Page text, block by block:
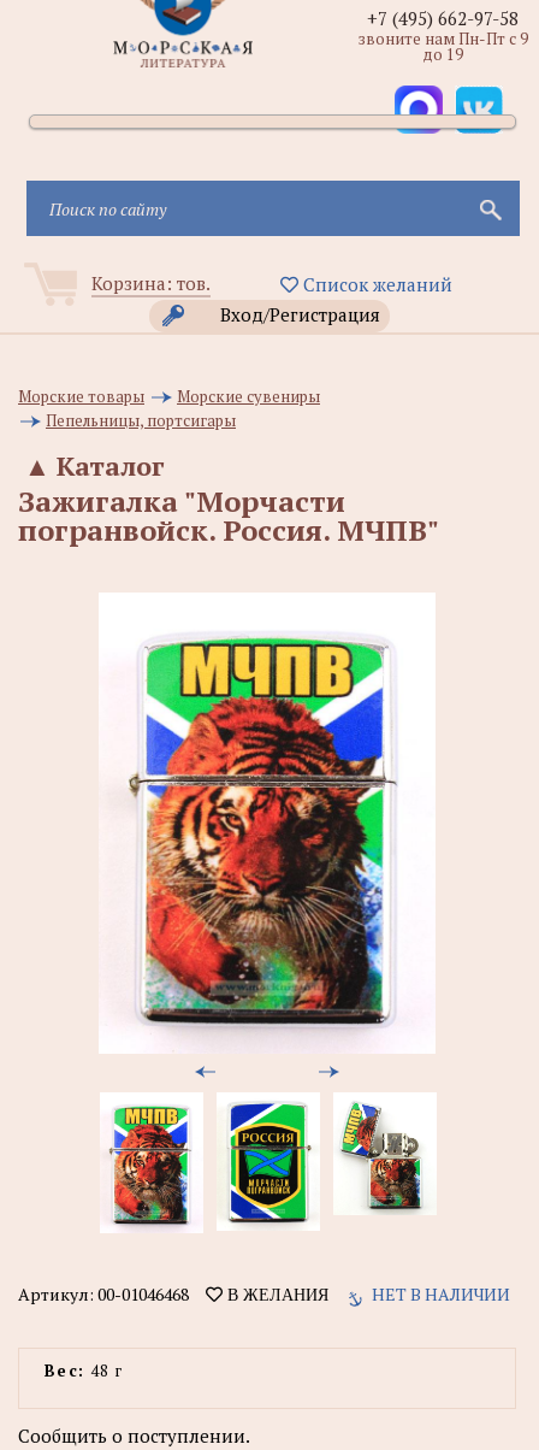
Корзина: тов.
Список желаний
Вход/Регистрация
+7 (495) 662-97-58
звоните нам Пн-Пт с 9
до 19
Морские товары
Морские сувениры
Пепельницы, портсигары
Каталог
▲
Зажигалка "Морчасти
погранвойск. Россия. МЧПВ"
Артикул: 00-01046468 В ЖЕЛАНИЯ НЕТ В НАЛИЧИИ
Вес: 48 г
Сообщить о поступлении.